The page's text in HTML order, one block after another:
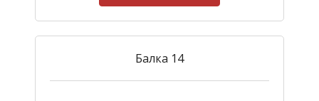
Балка 14